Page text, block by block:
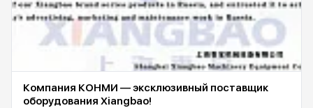
Компания КОНМИ — эксклюзивный поставщик
оборудования Xiangbao!